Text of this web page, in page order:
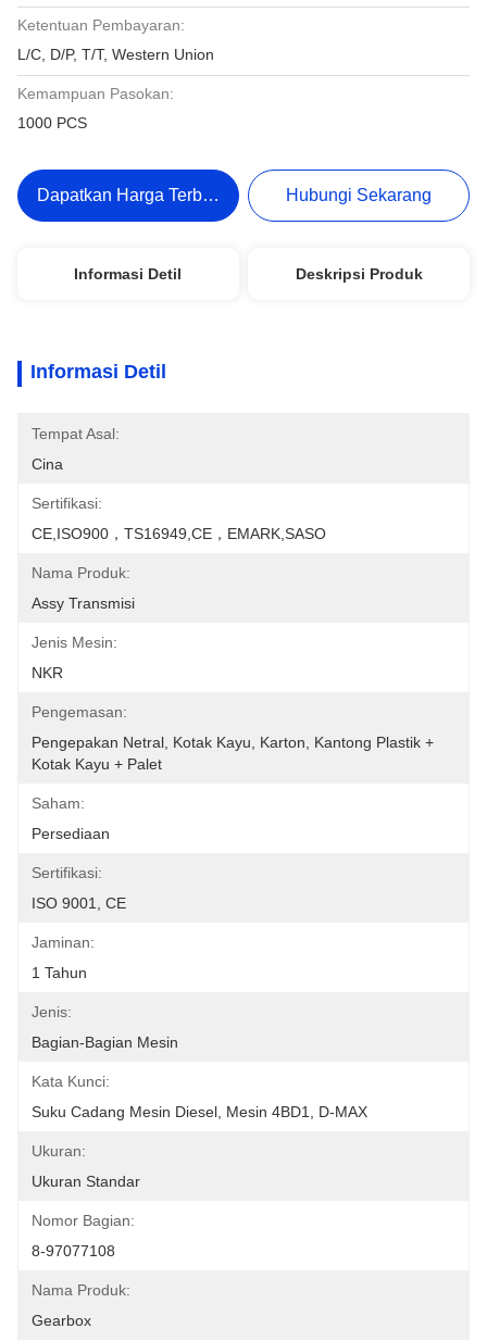
Ketentuan Pembayaran:
L/C, D/P, T/T, Western Union
Kemampuan Pasokan:
1000 PCS
Dapatkan Harga Terbaik Hubungi Sekarang
Informasi Detil Deskripsi Produk
Informasi Detil
Tempat Asal:
Cina
Sertifikasi:
CE,ISO900，TS16949,CE，EMARK,SASO
Nama Produk:
Assy Transmisi
Jenis Mesin:
NKR
Pengemasan:
Pengepakan Netral, Kotak Kayu, Karton, Kantong Plastik +
Kotak Kayu + Palet
Saham:
Persediaan
Sertifikasi:
ISO 9001, CE
Jaminan:
1 Tahun
Jenis:
Bagian-Bagian Mesin
Kata Kunci:
Suku Cadang Mesin Diesel, Mesin 4BD1, D-MAX
Ukuran:
Ukuran Standar
Nomor Bagian:
8-97077108
Nama Produk:
Gearbox